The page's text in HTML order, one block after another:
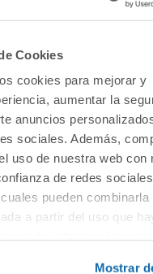
Cookies
cookies para mejorar y
aumentar la
anuncios
sociales. Además,
uso de nuestra web con
de redes
pueden combinarla
a partir del uso que
Mostrar
de crecer
en 1970 con el
niños y niñas durante
de reír, jugar y
juguetes de madera
y ecolóico de
sus juguetes son
envidiables.
hasta manualidad,